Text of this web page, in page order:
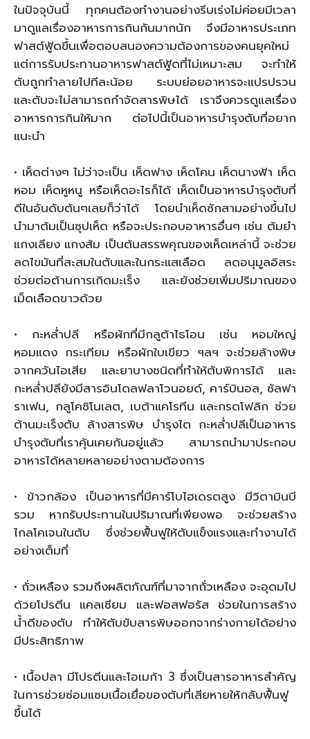
ในปัจจุบันนี้ ทุกคนต้องทำงานอย่างรีบเร่งไม่ค่อยมีเวลา
มาดูแลเรื่องอาหารการกินกันมากนัก จึงมีอาหารประเภท
ฟาสต์ฟู้ดขึ้นเพื่อตอบสนองความต้องการของคนยุคใหม่
แต่การรับประทานอาหารฟาสต์ฟู้ดที่ไม่เหมาะสม จะทำให้
ตับถูกทำลายไปทีละน้อย ระบบย่อยอาหารจะแปรปรวน
และตับจะไม่สามารถกำจัดสารพิษได้ เราจึงควรดูแลเรื่อง
อาหารการกินให้มาก ต่อไปนี้เป็นอาหารบำรุงตับที่อยาก
แนะนำ
• เห็ดต่างๆ ไม่ว่าจะเป็น เห็ดฟาง เห็ดโคน เห็ดนางฟ้า เห็ด
หอม เห็ดหูหนู หรือเห็ดอะไรก็ได้ เห็ดเป็นอาหารบำรุงตับที่
ดีในอันดับต้นๆเลยก็ว่าได้ โดยนำเห็ดซักสามอย่างขึ้นไป
นำมาต้มเป็นซุปเห็ด หรือจะประกอบอาหารอื่นๆ เช่น ต้มยำ
แกงเลียง แกงส้ม เป็นต้นสรรพคุณของเห็ดเหล่านี้ จะช่วย
ลดไขมันที่สะสมในตับและในกระแสเลือด ลดอนุมูลอิสระ
ช่วยต่อต้านการเกิดมะเร็ง และยังช่วยเพิ่มปริมาณของ
เม็ดเลือดขาวด้วย
• กะหล่ำปลี หรือผักที่มีกลูต้าไธโอน เช่น หอมใหญ่
หอมแดง กระเทียม หรือผักใบเขียว ฯลฯ จะช่วยล้างพิษ
จากควันไอเสีย และยาบางชนิดที่ทำให้ตับพิการได้ และ
กะหล่ำปลียังมีสารอินโดลฟลาโวนอยด์, คาร์บินอล, ซัลฟา
ราเฟน, กลูโคซิโนเลต, เบต้าแคโรทีน และกรดโฟลิก ช่วย
ต้านมะเร็งตับ ล้างสารพิษ บำรุงไต กะหล่ำปลีเป็นอาหาร
บำรุงตับที่เราคุ้นเคยกันอยู่แล้ว สามารถนำมาประกอบ
อาหารได้หลายหลายอย่างตามต้องการ
• ข้าวกล้อง เป็นอาหารที่มีคาร์โบไฮเดรตสูง มีวิตามินบี
รวม หากรับประทานในปริมาณที่เพียงพอ จะช่วยสร้าง
ไกลโคเจนในตับ ซึ่งช่วยฟื้นฟูให้ตับแข็งแรงและทำงานได้
อย่างเต็มที่
• ถั่วเหลือง รวมถึงผลิตภัณฑ์ที่มาจากถั่วเหลือง จะอุดมไป
ด้วยโปรตีน แคลเซียม และฟอสฟอรัส ช่วยในการสร้าง
น้ำดีของตับ ทำให้ตับขับสารพิษออกจากร่างกายได้อย่าง
มีประสิทธิภาพ
• เนื้อปลา มีโปรตีนและโอเมก้า 3 ซึ่งเป็นสารอาหารสำคัญ
ในการช่วยซ่อมแซมเนื้อเยื่อของตับที่เสียหายให้กลับฟื้นฟู
ขึ้นได้